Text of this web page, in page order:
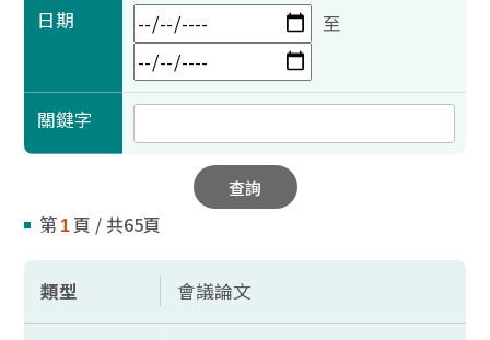
日期 至
關鍵字
查詢
第 1 頁 / 共65頁
類型 會議論文